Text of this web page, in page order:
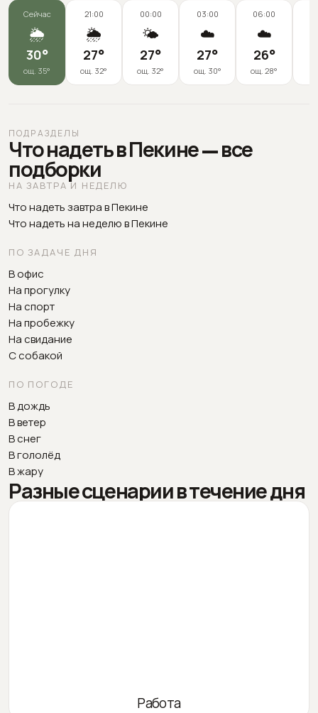
Сейчас
🌦️
30°
ощ. 35°
21:00
🌦️
27°
ощ. 32°
00:00
🌤️
27°
ощ. 32°
03:00
☁️
27°
ощ. 30°
06:00
☁️
26°
ощ. 28°
ПОДРАЗДЕЛЫ
Что надеть в Пекине — все
подборки
НА ЗАВТРА И НЕДЕЛЮ
Что надеть завтра в Пекине
Что надеть на неделю в Пекине
ПО ЗАДАЧЕ ДНЯ
В офис
На прогулку
На спорт
На пробежку
На свидание
С собакой
ПО ПОГОДЕ
В дождь
В ветер
В снег
В гололёд
В жару
Разные сценарии в течение дня
Работа